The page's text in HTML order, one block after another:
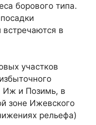
борового типа.
в
участков
Иж и Позимь, в
зоне Ижевского
рельефа)